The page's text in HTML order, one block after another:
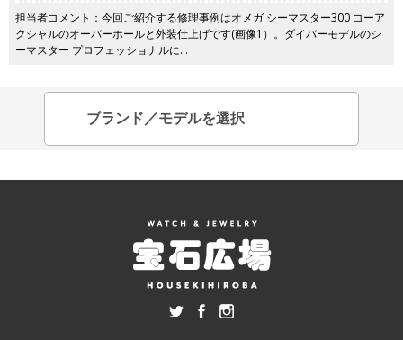
担当者コメント：今回ご紹介する修理事例はオメガ シーマスター300 コーア
クシャルのオーバーホールと外装仕上げです(画像1）。ダイバーモデルのシ
ーマスター プロフェッショナルに…